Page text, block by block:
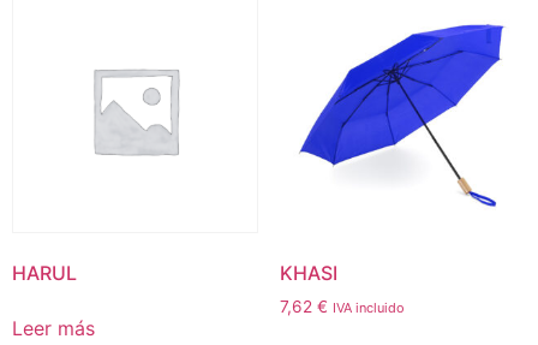
HARUL
Leer más
KHASI
7,62 € IVA incluido